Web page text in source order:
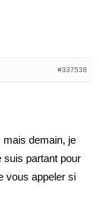
#337538
mais demain, je
suis partant pour
vous appeler si